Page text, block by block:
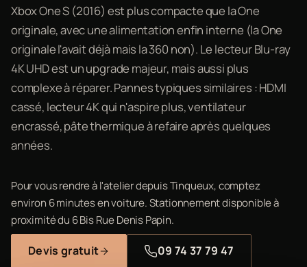
Xbox One S (2016) est plus compacte que la One
originale, avec une alimentation enfin interne (la One
originale l'avait déjà mais la 360 non). Le lecteur Blu-ray
4K UHD est un upgrade majeur, mais aussi plus
complexe à réparer. Pannes typiques similaires : HDMI
cassé, lecteur 4K qui n'aspire plus, ventilateur
encrassé, pâte thermique à refaire après quelques
années.
Pour vous rendre à l'atelier depuis Tinqueux, comptez
environ 6 minutes en voiture. Stationnement disponible à
proximité du 6 Bis Rue Denis Papin.
Devis gratuit 09 74 37 79 47